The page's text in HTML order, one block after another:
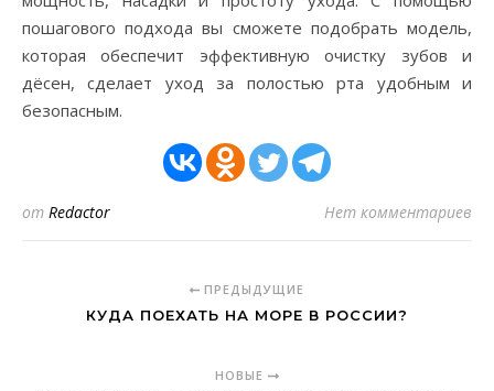
пошагового подхода вы сможете подобрать модель,
которая обеспечит эффективную очистку зубов и
дёсен, сделает уход за полостью рта удобным и
безопасным.
от Redactor Нет комментариев
ПРЕДЫДУЩИЕ
КУДА ПОЕХАТЬ НА МОРЕ В РОССИИ?
НОВЫЕ